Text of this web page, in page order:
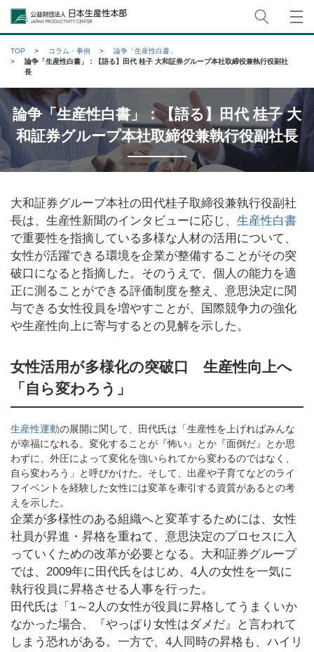
公益財団法人日本生産性本部
TOP コラム・事例
論争「生産性白書」
論争「生産性白書」：【語る】田代 桂子 大和証券グループ本社取締役兼執行役副社
長
論争「生産性白書」：【語る】田代 桂子 大
和証券グループ本社取締役兼執行役副社長
大和証券グループ本社の田代桂子取締役兼執行役副社
長は、生産性新聞のインタビューに応じ、 生産性白書
で重要性を指摘している多様な人材の活用について、
女性が活躍できる環境を企業が整備することがその突
破口になると指摘した。そのうえで、個人の能力を適
正に測ることができる評価制度を整え、意思決定に関
与できる女性役員を増やすことが、国際競争力の強化
や生産性向上に寄与するとの見解を示した。
女性活用が多様化の突破口 生産性向上へ
「自ら変わろう」
生産性運動の展開に関して、田代氏は「生産性を上げればみんな
が幸福になれる。変化することが『怖い』とか『面倒だ』とか思
わずに、外圧によって変化を強いられてから変わるのではなく、
自ら変わろう」と呼びかけた。そして、出産や子育てなどのライ
フイベントを経験した女性には変革を牽引する資質があるとの考
えを示した。
企業が多様性のある組織へと変革するためには、女性
社員が昇進・昇格を重ねて、意思決定のプロセスに入
っていくための改革が必要となる。大和証券グループ
では、2009年に田代氏をはじめ、4人の女性を一気に
執行役員に昇格させる人事を行った。
田代氏は「1～2人の女性が役員に昇格してうまくいか
なかった場合、『やっぱり女性はダメだ』と言われて
しまう恐れがある。一方で、4人同時の昇格も、ハイリ